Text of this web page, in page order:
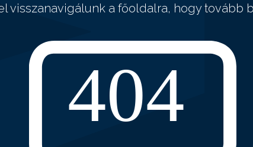
visszanavigálunk a főoldalra, hogy tovább